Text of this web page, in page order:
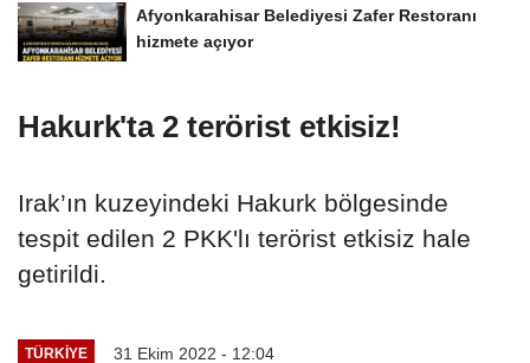
Afyonkarahisar Belediyesi Zafer Restoranı
hizmete açıyor
Hakurk'ta 2 terörist etkisiz!
Irak’ın kuzeyindeki Hakurk bölgesinde
tespit edilen 2 PKK'lı terörist etkisiz hale
getirildi.
TÜRKIYE 31 Ekim 2022 - 12:04